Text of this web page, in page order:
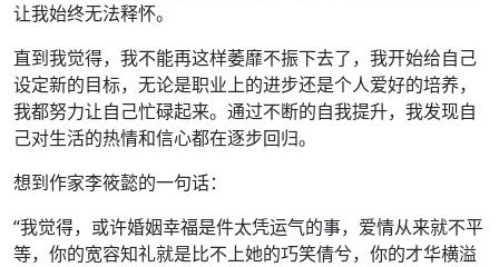
让我始终无法释怀。
直到我觉得，我不能再这样萎靡不振下去了，我开始给自己
设定新的目标，无论是职业上的进步还是个人爱好的培养，
我都努力让自己忙碌起来。通过不断的自我提升，我发现自
己对生活的热情和信心都在逐步回归。
想到作家李筱懿的一句话：
“我觉得，或许婚姻幸福是件太凭运气的事，爱情从来就不平
等，你的宽容知礼就是比不上她的巧笑倩兮，你的才华横溢